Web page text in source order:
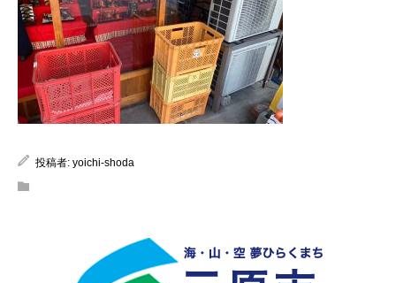
投稿者: yoichi-shoda